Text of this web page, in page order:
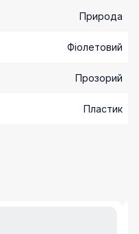
Природа
Фіолетовий
Прозорий
Пластик